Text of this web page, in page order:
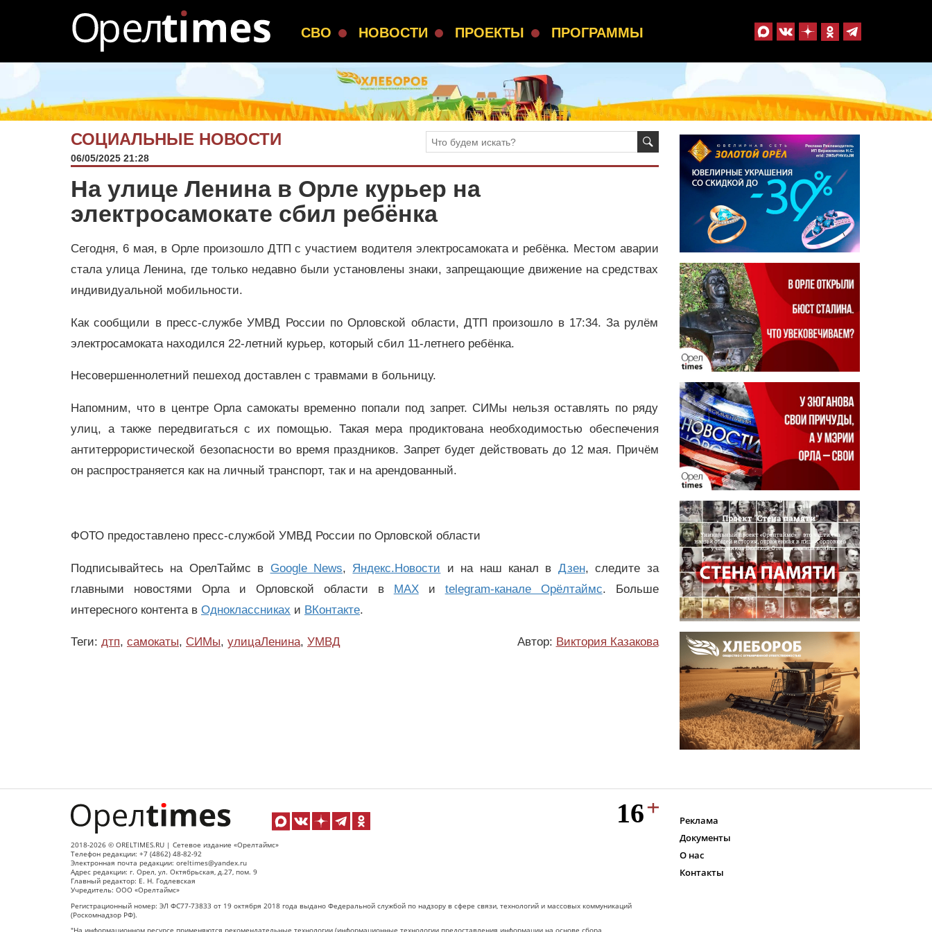
СВО НОВОСТИ ПРОЕКТЫ ПРОГРАММЫ
СОЦИАЛЬНЫЕ НОВОСТИ
06/05/2025 21:28
На улице Ленина в Орле курьер на
электросамокате сбил ребёнка
Сегодня, 6 мая, в Орле произошло ДТП с участием водителя электросамоката и ребёнка. Местом аварии
стала улица Ленина, где только недавно были установлены знаки, запрещающие движение на средствах
индивидуальной мобильности.
Как сообщили в пресс-службе УМВД России по Орловской области, ДТП произошло в 17:34. За рулём
электросамоката находился 22-летний курьер, который сбил 11-летнего ребёнка.
Несовершеннолетний пешеход доставлен с травмами в больницу.
Напомним, что в центре Орла самокаты временно попали под запрет. СИМы нельзя оставлять по ряду
улиц, а также передвигаться с их помощью. Такая мера продиктована необходимостью обеспечения
антитеррористической безопасности во время праздников. Запрет будет действовать до 12 мая. Причём
он распространяется как на личный транспорт, так и на арендованный.
ФОТО предоставлено пресс-службой УМВД России по Орловской области
Подписывайтесь на ОрелТаймс в Google News, Яндекс.Новости и на наш канал в Дзен, следите за
главными новостями Орла и Орловской области в MAXи telegram-канале Орёлтаймс. Больше
интересного контента в Одноклассниках и ВКонтакте.
Теги: дтп, самокаты, СИМы, улицаЛенина, УМВД Автор: Виктория Казакова
2018-2026 © ORELTIMES.RU | Сетевое издание «Орелтаймс»
Телефон редакции: +7 (4862) 48-82-92
Электронная почта редакции: oreltimes@yandex.ru
Адрес редакции: г. Орел, ул. Октябрьская, д.27, пом. 9
Главный редактор: Е. Н. Годлевская
Учредитель: ООО «Орелтаймс»
Регистрационный номер: ЭЛ ФС77-73833 от 19 октября 2018 года выдано Федеральной службой по надзору в сфере связи, технологий и массовых коммуникаций
(Роскомнадзор РФ).
Реклама
Документы
О нас
Контакты